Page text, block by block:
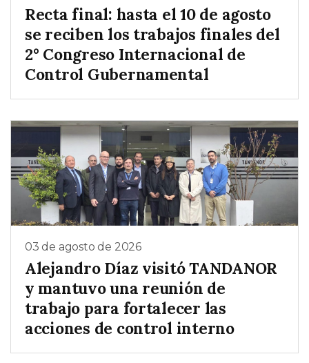
Recta final: hasta el 10 de agosto
se reciben los trabajos finales del
2° Congreso Internacional de
Control Gubernamental
03 de agosto de 2026
Alejandro Díaz visitó TANDANOR
y mantuvo una reunión de
trabajo para fortalecer las
acciones de control interno